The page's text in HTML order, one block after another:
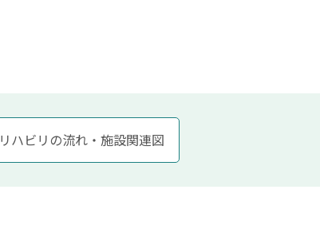
リハビリの流れ・施設関連図